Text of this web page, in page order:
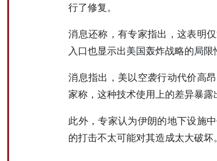
行了修复。
消息还称，有专家指出，这表明
入口也显示出美国轰炸战略的局限
消息指出，美以空袭行动代价高
家称，这种技术使用上的差异暴露
此外，专家认为伊朗的地下设施
的打击不太可能对其造成太大破坏